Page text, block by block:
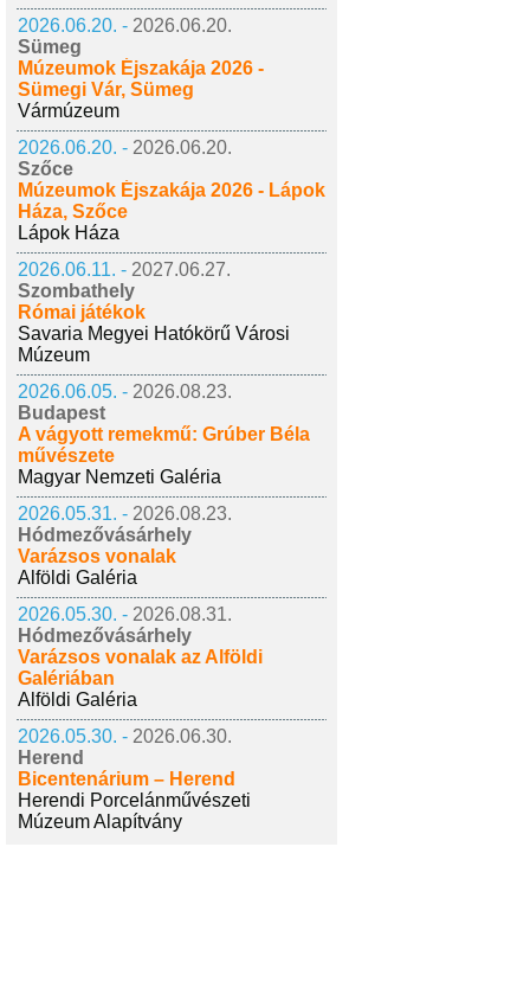
2026.06.20. - 2026.06.20.
Sümeg
Múzeumok Éjszakája 2026 -
Sümegi Vár, Sümeg
Vármúzeum
2026.06.20. - 2026.06.20.
Szőce
Múzeumok Éjszakája 2026 - Lápok
Háza, Szőce
Lápok Háza
2026.06.11. - 2027.06.27.
Szombathely
Római játékok
Savaria Megyei Hatókörű Városi
Múzeum
2026.06.05. - 2026.08.23.
Budapest
A vágyott remekmű: Grúber Béla
művészete
Magyar Nemzeti Galéria
2026.05.31. - 2026.08.23.
Hódmezővásárhely
Varázsos vonalak
Alföldi Galéria
2026.05.30. - 2026.08.31.
Hódmezővásárhely
Varázsos vonalak az Alföldi
Galériában
Alföldi Galéria
2026.05.30. - 2026.06.30.
Herend
Bicentenárium – Herend
Herendi Porcelánművészeti
Múzeum Alapítvány